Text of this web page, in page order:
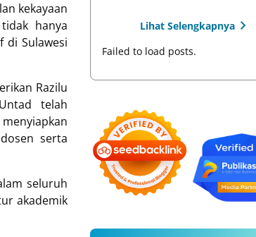
kekayaan
hanya
Sulawesi
Razilu
telah
serta
seluruh
akademik
Lihat Selengkapnya
Failed to load posts.